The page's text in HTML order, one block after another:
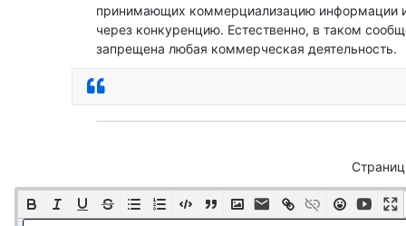
принимающих коммерциализацию информации
через конкуренцию. Естественно, в таком
запрещена любая коммерческая деятельность.